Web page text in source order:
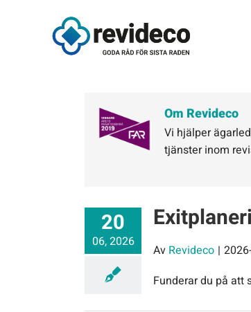
Om Revideco
Vi hjälper
tjänster inom
20
06, 2026
Av Revideco |
Funderar du på att